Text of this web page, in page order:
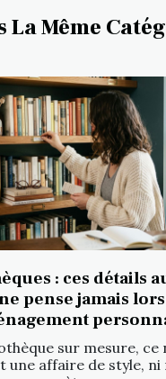
La Même
: ces détails
pense jamais
sur mesure, ce
une affaire de style, ni